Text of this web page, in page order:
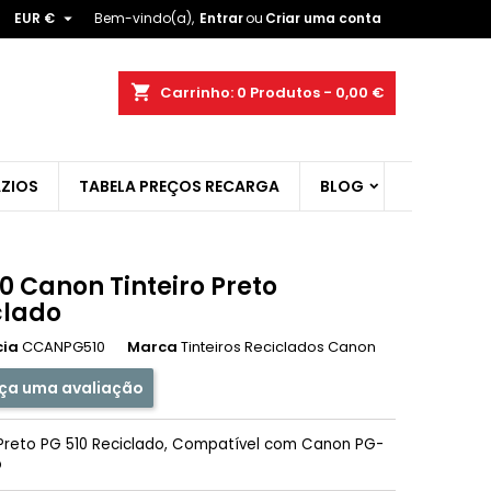
Bem-vindo(a), Entrarou Criar uma conta
EUR € 
shopping_cart Carrinho: 0 Produtos - 0,00 €
TABELA PREÇOS RECARGA BLOG
Canon Tinteiro Preto
CCANPG510 Marca Tinteiros Reciclados Canon
uma avaliação
PG 510 Reciclado, Compatível com Canon PG-